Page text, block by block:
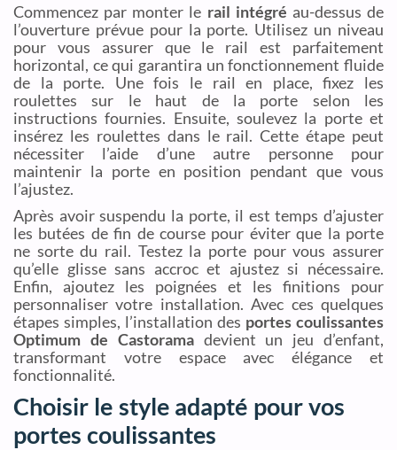
Commencez par monter le rail intégré au-dessus de
l’ouverture prévue pour la porte. Utilisez un niveau
pour vous assurer que le rail est parfaitement
horizontal, ce qui garantira un fonctionnement fluide
de la porte. Une fois le rail en place, fixez les
roulettes sur le haut de la porte selon les
instructions fournies. Ensuite, soulevez la porte et
insérez les roulettes dans le rail. Cette étape peut
nécessiter l’aide d’une autre personne pour
maintenir la porte en position pendant que vous
l’ajustez.
Après avoir suspendu la porte, il est temps d’ajuster
les butées de fin de course pour éviter que la porte
ne sorte du rail. Testez la porte pour vous assurer
qu’elle glisse sans accroc et ajustez si nécessaire.
Enfin, ajoutez les poignées et les finitions pour
personnaliser votre installation. Avec ces quelques
étapes simples, l’installation des portes coulissantes
Optimum de Castoramadevient un jeu d’enfant,
transformant votre espace avec élégance et
fonctionnalité.
Choisir le style adapté pour vos
portes coulissantes